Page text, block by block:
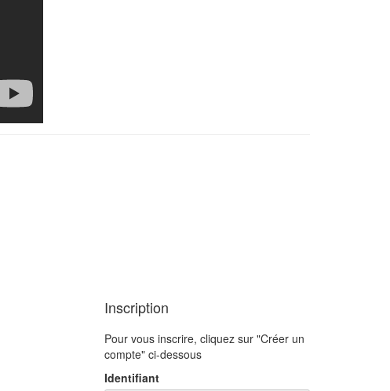
Inscription
Pour vous inscrire, cliquez sur "Créer un
compte" ci-dessous
Identifiant